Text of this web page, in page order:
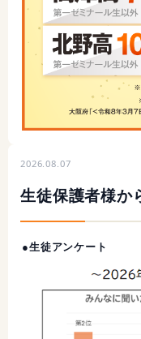
2026.08.07
生徒保護者様か
●生徒アンケート